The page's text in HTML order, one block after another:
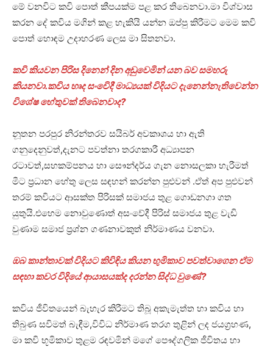
මේ වනවිට කවි පොත් කීපයක්ම පළ කර තිබෙනවා.මා විශ්වාස
කරන දේ කවිය මගින් කළ හැකියි යන්න ඔප්පු කිරීමට මෙම කවි
පොත් හොඳම උදාහරණ ලෙස මා සිතනවා.
කවි කියවන පිරිස දිනෙන් දින අඩුවෙමින් යන බව සමහරු
කියනවා.කවිය හෘද සංවෙිදී මාධ්‍යයක් විදියට දැනෙන්නැතිවෙන්න
විශේෂ හේතුවක් තිබෙනවාද?
නූතන පරපුර නිරන්තරව සයිබර් අවකාශය හා ඇති
ගනුදෙනුවත්,දැනට පවත්නා තරගකාරී අධ්‍යාපන
රටාවත්,සහකම්පනය හා සෞන්දර්ය ගැන නොසලකා හැරීමත්
මීට ප්‍රධාන හේතු ලෙස සඳහන් කරන්න පුළුවන් .ඒත් අප පුළුවන්
තරම් කවියට ආසක්ත පිරිසක් සමාජය තුළ ගොඩනගා ගත
යුතුයි.එහෙම නොවුණොත් ⁣අසංවේදී පිරිස් සමාජය තුළ වැඩි
වුණාම සමාජ ප්‍රශ්න ගණනාවකුත් නිර්මාණය වනවා.
ඔබ කාන්තාවක් විදියට කිවිඳිය කියන භුමිකාව පවත්වාගෙන ඒම
සඳහා කවර විදියේ ආයාසයක්ද දරන්න සිද්ධ වුණේ?
කවිය ජීවිතයෙන් බැහැර කිරීමට තිබූ අකැමැත්ත හා කවිය හා
තිබුණ සවිමත් බැඳීම,විවිධ නිර්මාණ තරග තුළින් ලද ජයග්‍රහණ,
මා කවි භූමිකාව තුළම රඳවමින් මගේ පෞද්ගලික ජීවිතය හා